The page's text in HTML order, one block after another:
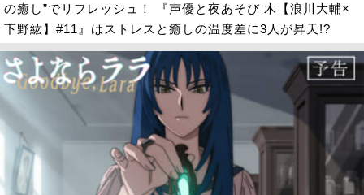
の癒し”でリフレッシュ！ 『声優と夜あそび 木【浪川大輔×
下野紘】#11』はストレスと癒しの温度差に3人が昇天!?